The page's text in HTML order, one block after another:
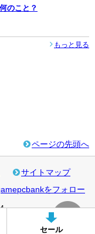
のこと？
もっと見る
ページの先頭へ
サイトマップ
をフォロー
セール